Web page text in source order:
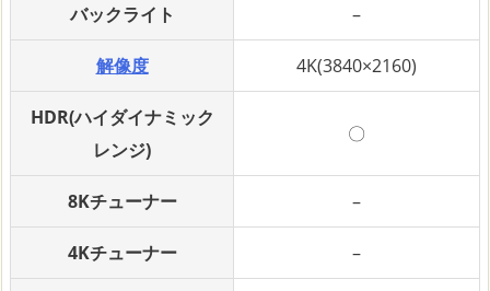
バックライト –
解像度 4K(3840×2160)
HDR(ハイダイナミック
レンジ)
〇
8Kチューナー –
4Kチューナー –